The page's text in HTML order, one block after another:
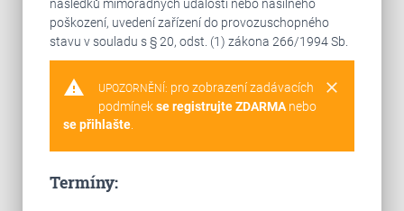
následků mimořádných událostí nebo násilného
poškození, uvedení zařízení do provozuschopného
stavu v souladu s § 20, odst. (1) zákona 266/1994 Sb.
warning clear
UPOZORNĚNÍ: pro zobrazení zadávacích
podmínekse registrujte ZDARMAnebo
se přihlašte.
Termíny: